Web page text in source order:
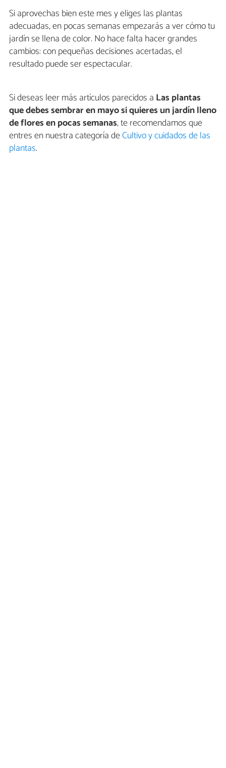
Si aprovechas bien este mes y eliges las plantas
adecuadas, en pocas semanas empezarás a ver cómo tu
jardín se llena de color. No hace falta hacer grandes
cambios: con pequeñas decisiones acertadas, el
resultado puede ser espectacular.
Si deseas leer más artículos parecidos a Las plantas
que debes sembrar en mayo si quieres un jardín lleno
de flores en pocas semanas, te recomendamos que
entres en nuestra categoría deCultivo y cuidados de las
plantas.